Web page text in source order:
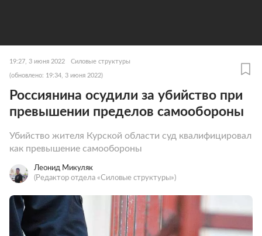
19:27, 3 июня 2022 Силовые структуры
(обновлено: 19:34, 3 июня 2022)
Россиянина осудили за убийство при
превышении пределов самообороны
Убийство жителя Курской области суд квалифицировал
как превышение самообороны
Леонид Микуляк
(Редактор отдела «Силовые структуры»)